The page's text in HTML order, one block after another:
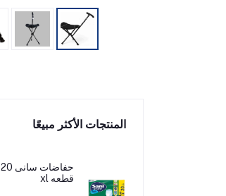
المنتجات الأكثر مبيعًا
حفاضات سانى 20
قطعه xl